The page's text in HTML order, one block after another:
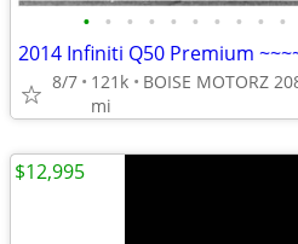
• • • • • • • • • •
8/7
121k
mi
$12,995